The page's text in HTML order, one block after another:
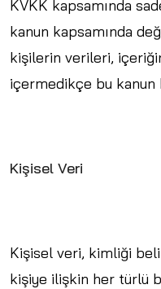
KVKK kapsamında
kanun kapsamında
kişilerin verileri,
içermedikçe bu kanun
Kişisel Veri
Kişisel veri, kimliği
kişiye ilişkin her türlü